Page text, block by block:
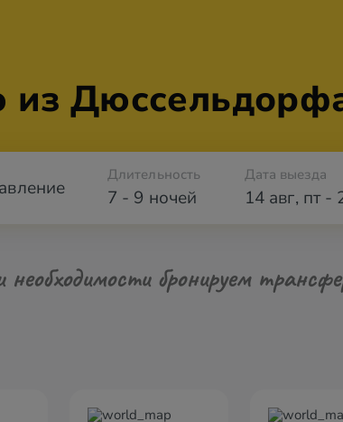
из
7 - 9 ночей
Длительность Дата выезда
14 авг, пт-
необходимости бронируем